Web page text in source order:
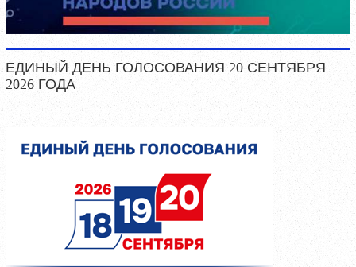
ЕДИНЫЙ ДЕНЬ ГОЛОСОВАНИЯ 20 СЕНТЯБРЯ
2026 ГОДА